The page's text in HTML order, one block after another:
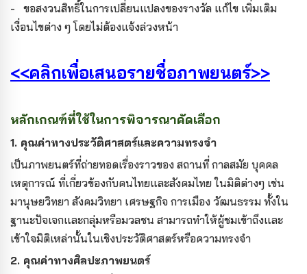
- ขอสงวนสิทธิ์ในการเปลี่ยนแปลงของรางวัล แก้ไข เพิ่มเติม
เงื่อนไขต่าง ๆ โดยไม่ต้องแจ้งล่วงหน้า
<<คลิกเพื่อเสนอรายชื่อภาพยนตร์>>
หลักเกณฑ์ที่ใช้ในการพิจารณาคัดเลือก
1. คุณค่าทางประวัติศาสตร์และความทรงจำ
เป็นภาพยนตร์ที่ถ่ายทอดเรื่องราวของ สถานที่ กาลสมัย บุคคล
เหตุการณ์ ที่เกี่ยวข้องกับคนไทยและสังคมไทย ในมิติต่างๆ เช่น
มานุษยวิทยา สังคมวิทยา เศรษฐกิจ การเมือง วัฒนธรรม ทั้งใน
ฐานะปัจเจกและกลุ่มหรือมวลชน สามารถทำให้ผู้ชมเข้าถึงและ
เข้าใจมิติเหล่านั้นในเชิงประวัติศาสตร์หรือความทรงจำ
2. คุณค่าทางศิลปะภาพยนตร์